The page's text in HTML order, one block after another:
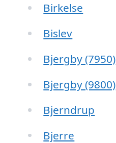
Birkelse
Bislev
Bjergby (7950)
Bjergby (9800)
Bjerndrup
Bjerre